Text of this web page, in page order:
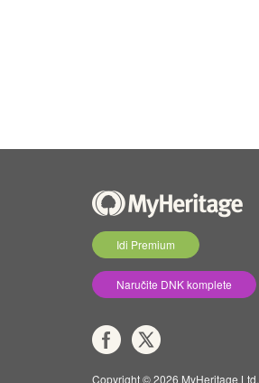
Idi Premium
Naručite DNK komplete
Copyright © 2026 MyHeritage Ltd.